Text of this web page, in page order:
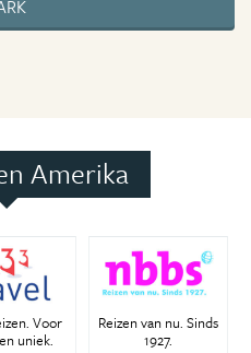
Amerika
Voor
uniek.
Reizen van nu. Sinds
1927.